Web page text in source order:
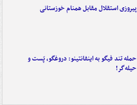
پیروزی استقلال مقابل همنام خوزستانی
حمله تند فیگو به اینفانتینو: دروغگو، پَست‌ و
حیله‌گر!